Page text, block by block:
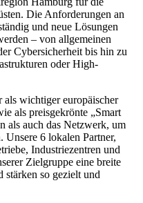
Die Anforderungen an
und neue Lösungen
– von allgemeinen
Cybersicherheit bis hin zu
oder High-
wichtiger europäischer
als preisgekrönte „Smart
als auch das Netzwerk, um
Unsere 6 lokalen Partner,
Industriezentren und
Zielgruppe eine breite
stärken so gezielt und